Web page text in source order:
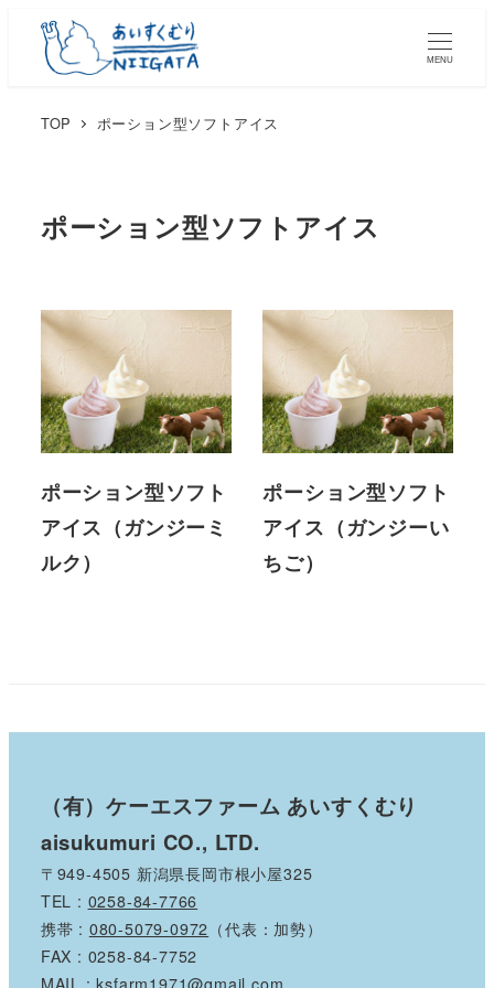
MENU
TOP ポーション型ソフトアイス
ポーション型ソフトアイス
ポーション型ソフト
アイス（ガンジーミ
ルク）
ポーション型ソフト
アイス（ガンジーい
ちご）
（有）ケーエスファーム あいすくむり
aisukumuri CO., LTD.
〒949-4505 新潟県長岡市根小屋325
TEL : 0258-84-7766
携帯 : 080-5079-0972 （代表：加勢）
FAX : 0258-84-7752